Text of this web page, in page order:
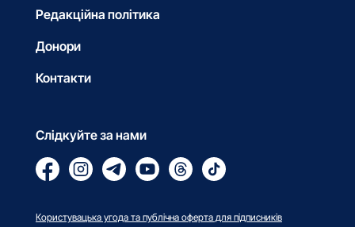
Редакційна політика
Донори
Контакти
Слідкуйте за нами
Користувацька угода та публічна оферта для підписників